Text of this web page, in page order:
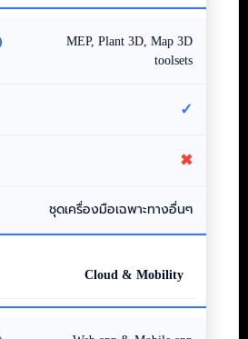
MEP, Plant 3D, Map 3D
toolsets
✓
✖
ชุดเครื่องมือเฉพาะทางอื่นๆ
Cloud & Mobility